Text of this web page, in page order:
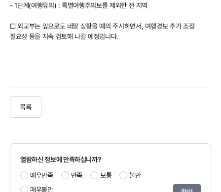
- 1단계(여행유의) : 특별여행주의보를 제외한 전 지역
□ 외교부는 앞으로도 네팔 상황을 예의 주시하면서, 여행경보 추가 조정
필요성 등을 지속 검토해 나갈 예정입니다.
목록
열람하신 정보에 만족하십니까?
매우만족
만족 보통
불만
매우불만